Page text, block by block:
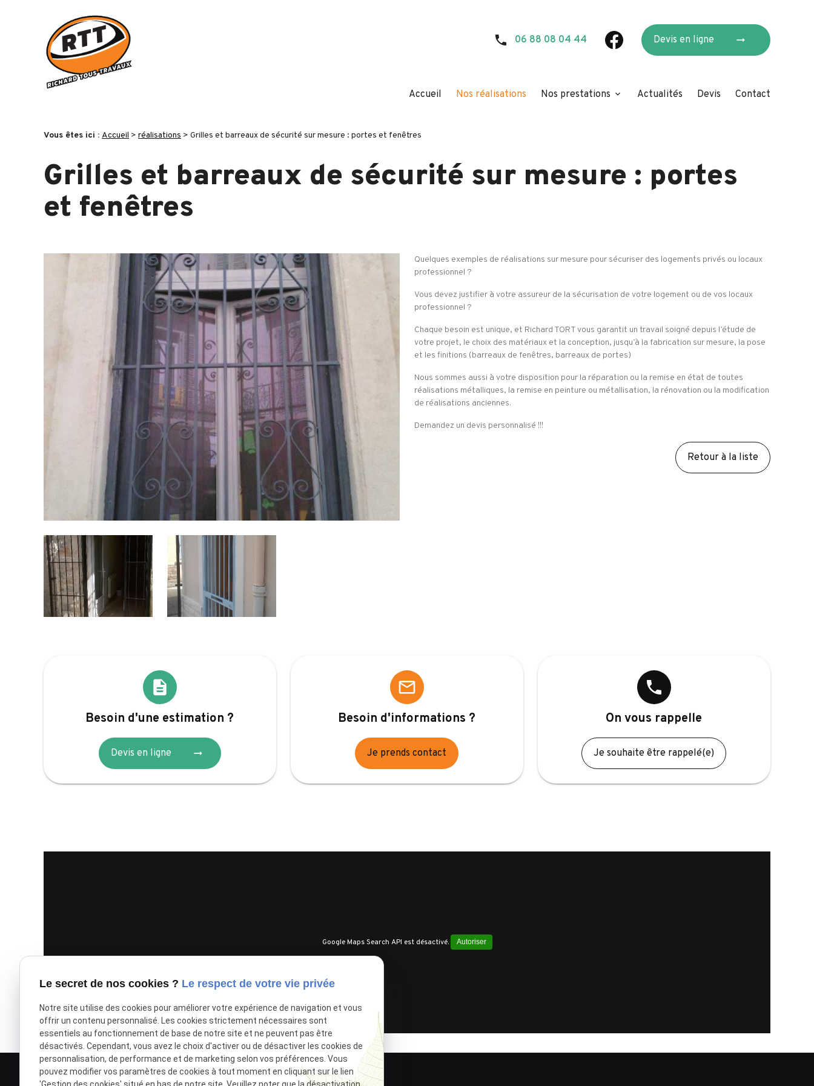
phone 06 88 08 04 44 Devis en ligne arrow_right_alt
Accueil Nos réalisations Nos prestations Actualités Devis Contact
Vous êtes ici : Accueil > réalisations > Grilles et barreaux de sécurité sur mesure : portes et fenêtres
Grilles et barreaux de sécurité sur mesure : portes
et fenêtres
Quelques exemples de réalisations sur mesure pour sécuriser des logements privés ou locaux
professionnel ?
Vous devez justifier à votre assureur de la sécurisation de votre logement ou de vos locaux
professionnel ?
Chaque besoin est unique, et Richard TORT vous garantit un travail soigné depuis l’étude de
votre projet, le choix des matériaux et la conception, jusqu’à la fabrication sur mesure, la pose
et les finitions (barreaux de fenêtres, barreaux de portes)
Nous sommes aussi à votre disposition pour la réparation ou la remise en état de toutes
réalisations métalliques, la remise en peinture ou métallisation, la rénovation ou la modification
de réalisations anciennes.
Demandez un devis personnalisé !!!
Retour à la liste
description
Besoin d'une estimation ?
Devis en ligne arrow_right_alt
mail_outline
Besoin d'informations ?
Je prends contact
phone
On vous rappelle
Je souhaite être rappelé(e)
Google Maps Search API est désactivé. Autoriser
Le secret de nos cookies ? Le respect de votre vie privée
Notre site utilise des cookies pour améliorer votre expérience de navigation et vous
offrir un contenu personnalisé. Les cookies strictement nécessaires sont
essentiels au fonctionnement de base de notre site et ne peuvent pas être
désactivés. Cependant, vous avez le choix d'activer ou de désactiver les cookies de
personnalisation, de performance et de marketing selon vos préférences. Vous
pouvez modifier vos paramètres de cookies à tout moment en cliquant sur le lien